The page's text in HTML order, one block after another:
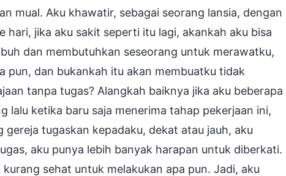
mual. Aku khawatir, sebagai seorang lansia, dengan
hari, jika aku sakit seperti itu lagi, akankah aku bisa
dan membutuhkan seseorang untuk merawatku,
pun, dan bukankah itu akan membuatku tidak
tanpa tugas? Alangkah baiknya jika aku beberapa
lalu ketika baru saja menerima tahap pekerjaan ini,
tugaskan kepadaku, dekat atau jauh, aku
aku punya lebih banyak harapan untuk diberkati.
sehat untuk melakukan apa pun. Jadi, aku